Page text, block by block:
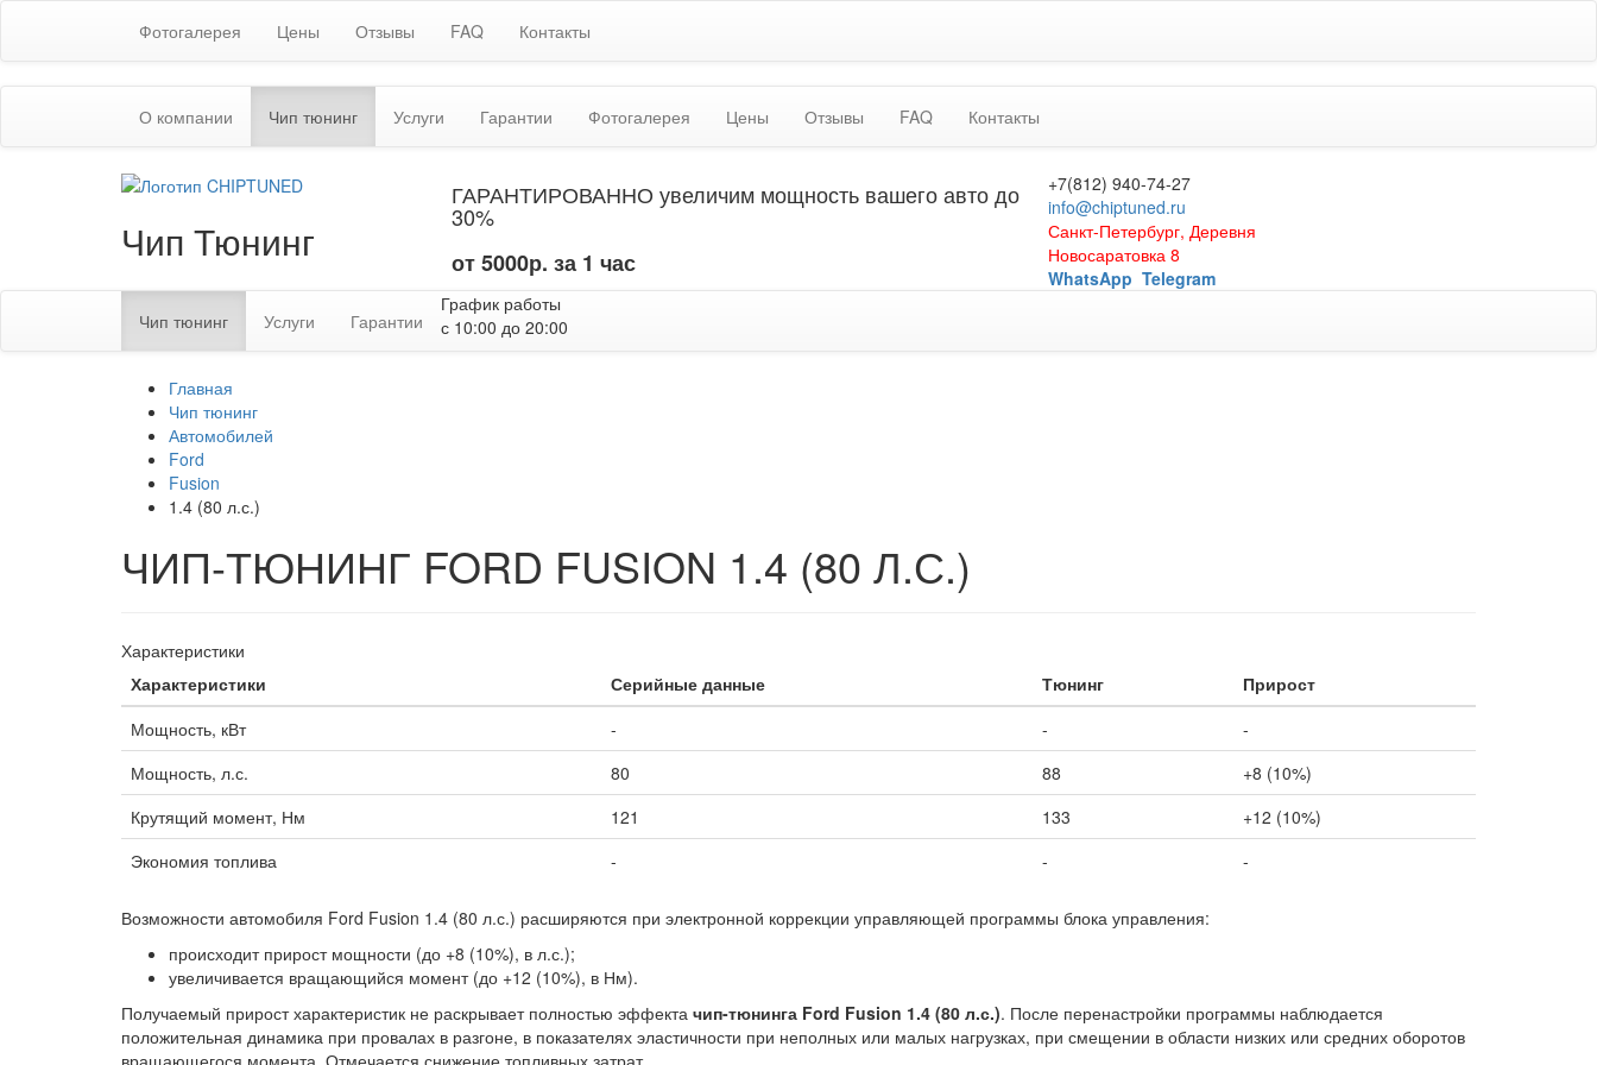
Фотогалерея Цены Отзывы FAQ Контакты
О компании Чип тюнинг(текущая)
Услуги Гарантии Фотогалерея Цены Отзывы FAQ Контакты
Чип Тюнинг
ГАРАНТИРОВАННО увеличим мощность вашего авто до
30%
от 5000р. за 1 час
+7(812) 940-74-27
info@chiptuned.ru
Санкт-Петербург, Деревня
Новосаратовка 8
WhatsApp Telegram
Чип тюнинг(текущая)
Услуги Гарантии
График работы
с 10:00 до 20:00
Главная
Чип тюнинг
Автомобилей
Ford
Fusion
1.4 (80 л.с.)
ЧИП-ТЮНИНГ FORD FUSION 1.4 (80 Л.С.)
Характеристики
Характеристики
Серийные данные Тюнинг
Прирост
Мощность, кВт
- -
-
Мощность, л.с.
80 88
+8 (10%)
Крутящий момент, Нм
121 133
+12 (10%)
Экономия топлива
- - -
Возможности автомобиля Ford Fusion 1.4 (80 л.с.) расширяются при электронной коррекции управляющей программы блока управления:
происходит прирост мощности (до +8 (10%), в л.с.);
увеличивается вращающийся момент (до +12 (10%), в Нм).
Получаемый прирост характеристик не раскрывает полностью эффекта чип-тюнинга Ford Fusion 1.4 (80 л.с.). После перенастройки программы наблюдается
положительная динамика при провалах в разгоне, в показателях эластичности при неполных или малых нагрузках, при смещении в области низких или средних оборотов
вращающегося момента. Отмечается снижение топливных затрат.